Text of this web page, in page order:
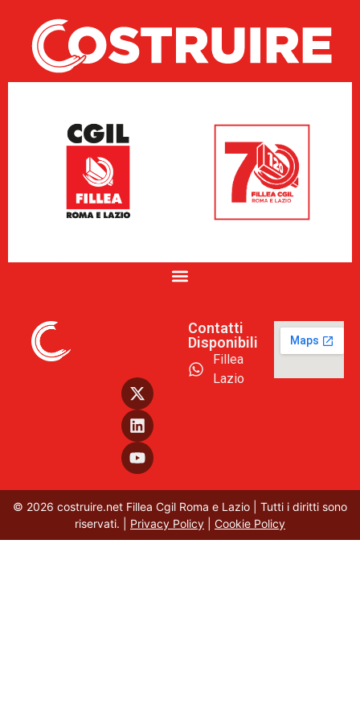
Contatti
Disponibili
Fillea
Lazio
© 2026 costruire.net Fillea Cgil Roma e Lazio | Tutti i diritti sono
riservati. | Privacy Policy Cookie Policy